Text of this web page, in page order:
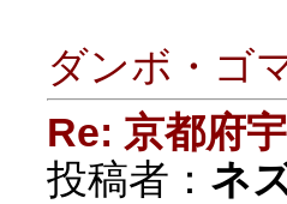
ダンボ・ゴ
Re: 京都府
投稿者： ネ